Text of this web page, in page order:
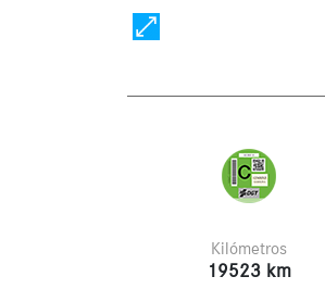
Kilómetros
19523 km